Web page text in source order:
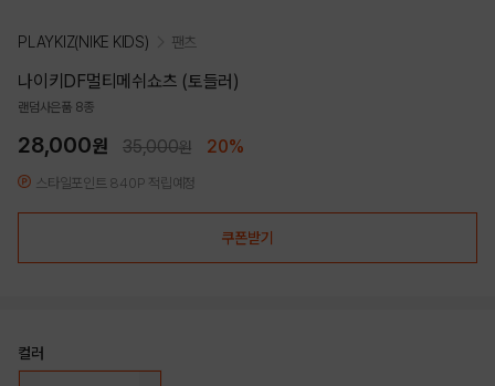
PLAYKIZ(NIKE KIDS) 팬츠
나이키DF멀티메쉬쇼츠 (토들러)
랜덤사은품 8종
28,000원 35,000원 20%
스타일포인트 840P 적립예정
쿠폰받기
컬러